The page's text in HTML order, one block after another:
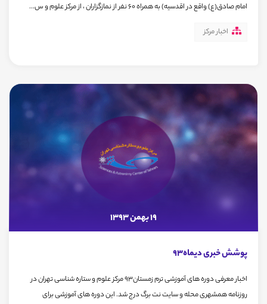
امام صادق(ع) واقع در اقدسیه) به همراه 60 نفر از نمازگزاران ، از مرکز علوم و س...
اخبار مرکز
19 بهمن 1393
پوشش خبری دیماه93
اخبار معرفی دوره های آموزشی ترم زمستان93 مرکز علوم و ستاره شناسی تهران در
روزنامه همشهری محله و سایت نت برگ درج شد. این دوره های آموزشی برای